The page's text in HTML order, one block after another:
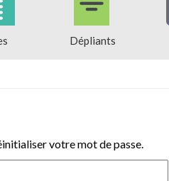
Dépliants
votre mot de passe.